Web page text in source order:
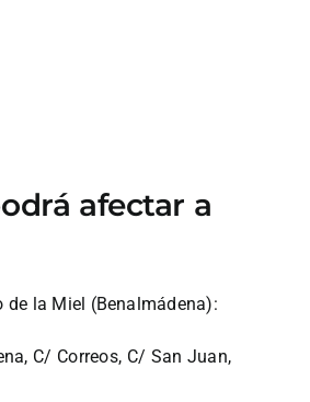
afectar a
de la Miel (Benalmádena):
C/ Correos, C/ San Juan,